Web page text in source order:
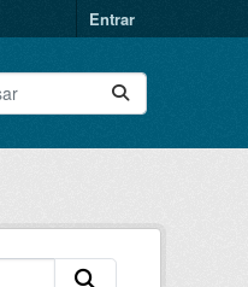
Entrar